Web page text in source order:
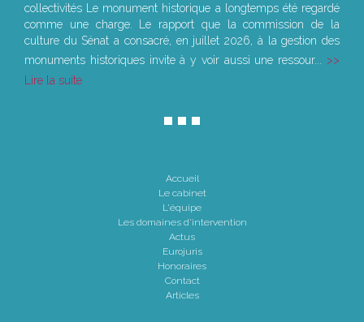
collectivités Le monument historique a longtemps été regardé
comme une charge. Le rapport que la commission de la
culture du Sénat a consacré, en juillet 2026, à la gestion des
monuments historiques invite à y voir aussi une ressour...
Lire la suite
Accueil
Le cabinet
L'équipe
Les domaines d'intervention
Actus
Eurojuris
Honoraires
Contact
Articles